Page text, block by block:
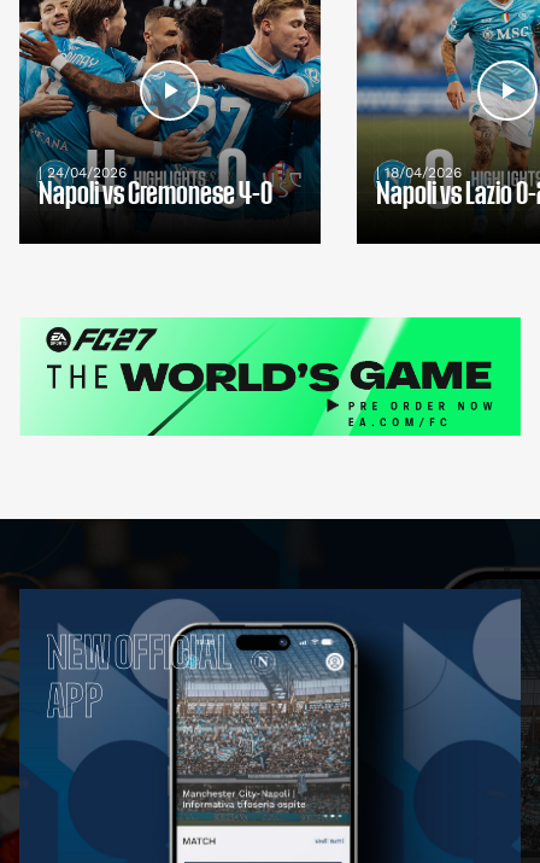
| 24/04/2026
Napoli vs Cremonese 4-0
| 18/04/2026
Napoli vs Lazio
NEW OFFICIAL
APP